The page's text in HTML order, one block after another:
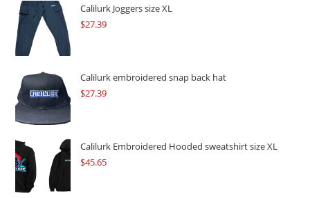
$109.57.$82.17.
Calilurk Joggers size XL
$27.39
Calilurk embroidered snap back hat
$27.39
Calilurk Embroidered Hooded sweatshirt size XL
$45.65